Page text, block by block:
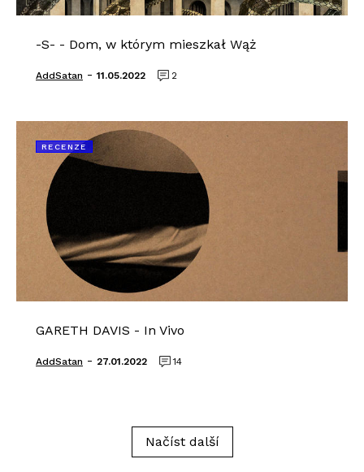
-S- - Dom, w którym mieszkał Wąż
AddSatan - 11.05.2022 2
RECENZE
GARETH DAVIS - In Vivo
AddSatan - 27.01.2022 14
Načíst další